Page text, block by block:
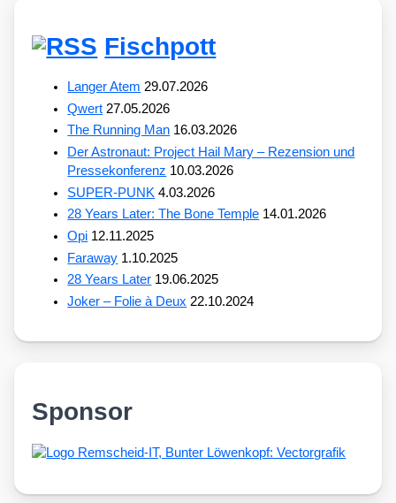
Fischpott
Langer Atem 29.07.2026
Qwert 27.05.2026
The Running Man 16.03.2026
Der Astronaut: Project Hail Mary – Rezension und
Pressekonferenz 10.03.2026
SUPER-PUNK 4.03.2026
28 Years Later: The Bone Temple 14.01.2026
Opi 12.11.2025
Faraway 1.10.2025
28 Years Later 19.06.2025
Joker – Folie à Deux 22.10.2024
Sponsor